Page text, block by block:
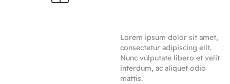
Lorem ipsum dolor sit amet,
consectetur adipiscing elit.
Nunc vulputate libero et velit
interdum, ac aliquet odio
mattis.